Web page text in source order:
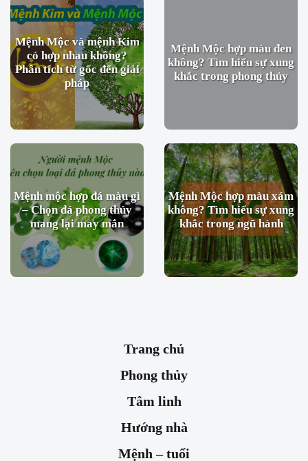
Mệnh Mộc và mệnh Kim
có hợp nhau không?
Phân tích từ gốc đến giải
pháp
Mệnh Mộc hợp màu đen
không? Tìm hiểu sự xung
khắc trong phong thủy
Mệnh mộc hợp đá màu gì
– Chọn đá phong thủy
mang lại may mắn
Mệnh Mộc hợp màu xám
không? Tìm hiểu sự xung
khắc trong ngũ hành
Trang chủ
Phong thủy
Tâm linh
Hướng nhà
Mệnh – tuổi